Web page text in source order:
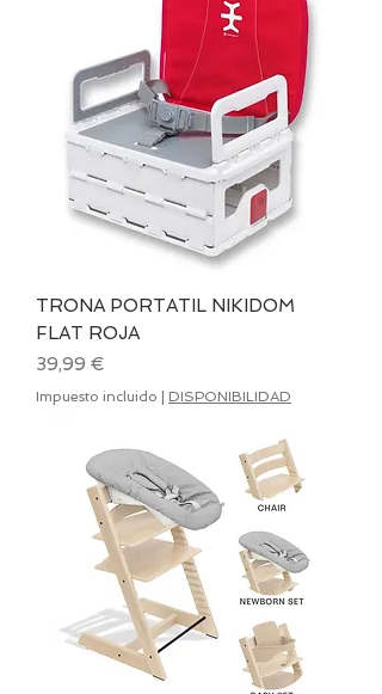
TRONA PORTATIL NIKIDOM
FLAT ROJA
Precio
39,99 €
Impuesto incluido DISPONIBILIDAD